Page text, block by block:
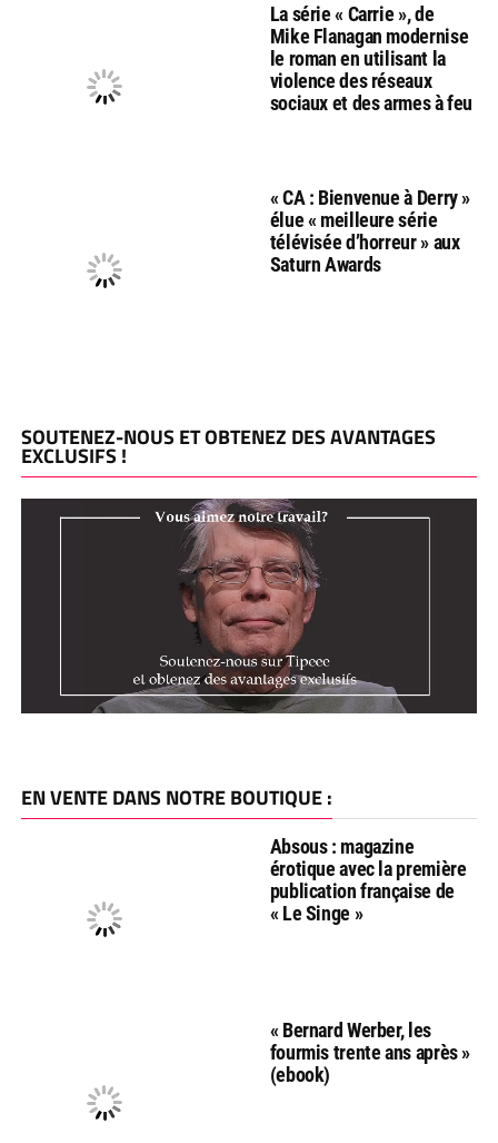
La série « Carrie », de
Mike Flanagan modernise
le roman en utilisant la
violence des réseaux
sociaux et des armes à feu
« CA : Bienvenue à Derry »
élue « meilleure série
télévisée d’horreur » aux
Saturn Awards
SOUTENEZ-NOUS ET OBTENEZ DES AVANTAGES
EXCLUSIFS !
EN VENTE DANS NOTRE BOUTIQUE :
Absous : magazine
érotique avec la première
publication française de
« Le Singe »
« Bernard Werber, les
fourmis trente ans après »
(ebook)